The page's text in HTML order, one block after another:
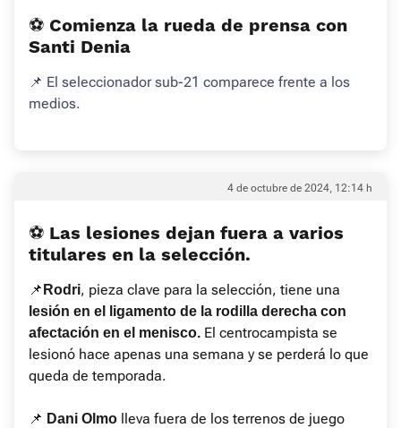
⚽ Comienza la rueda de prensa con
Santi Denia
📌 El seleccionador sub-21 comparece frente a los
medios.
4 de octubre de 2024, 12:14 h
⚽ Las lesiones dejan fuera a varios
titulares en la selección.
📌 Rodri, pieza clave para la selección, tiene una
lesión en el ligamento de la rodilla derecha con
afectación en el menisco. El centrocampista se
lesionó hace apenas una semana y se perderá lo que
queda de temporada.
📌 Dani Olmo lleva fuera de los terrenos de juego